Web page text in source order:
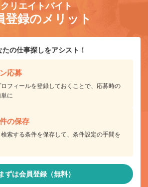
クリエイトバイト
登録のメリット
の仕事探しをアシスト！
応募
フィールを登録しておくことで、応募時の
に
の保存
索する条件を保存して、条件設定の手間を
まずは会員登録（無料）